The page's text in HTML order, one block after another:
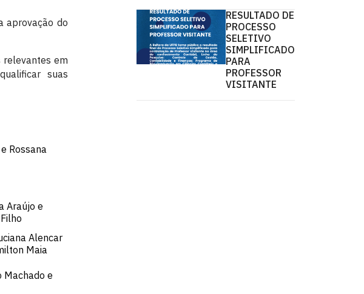
RESULTADO DE
PROCESSO
SELETIVO
SIMPLIFICADO
PARA
PROFESSOR
VISITANTE
aprovação do
relevantes em
suas
Rossana
Araújo e
Alencar
Maia
Machado e